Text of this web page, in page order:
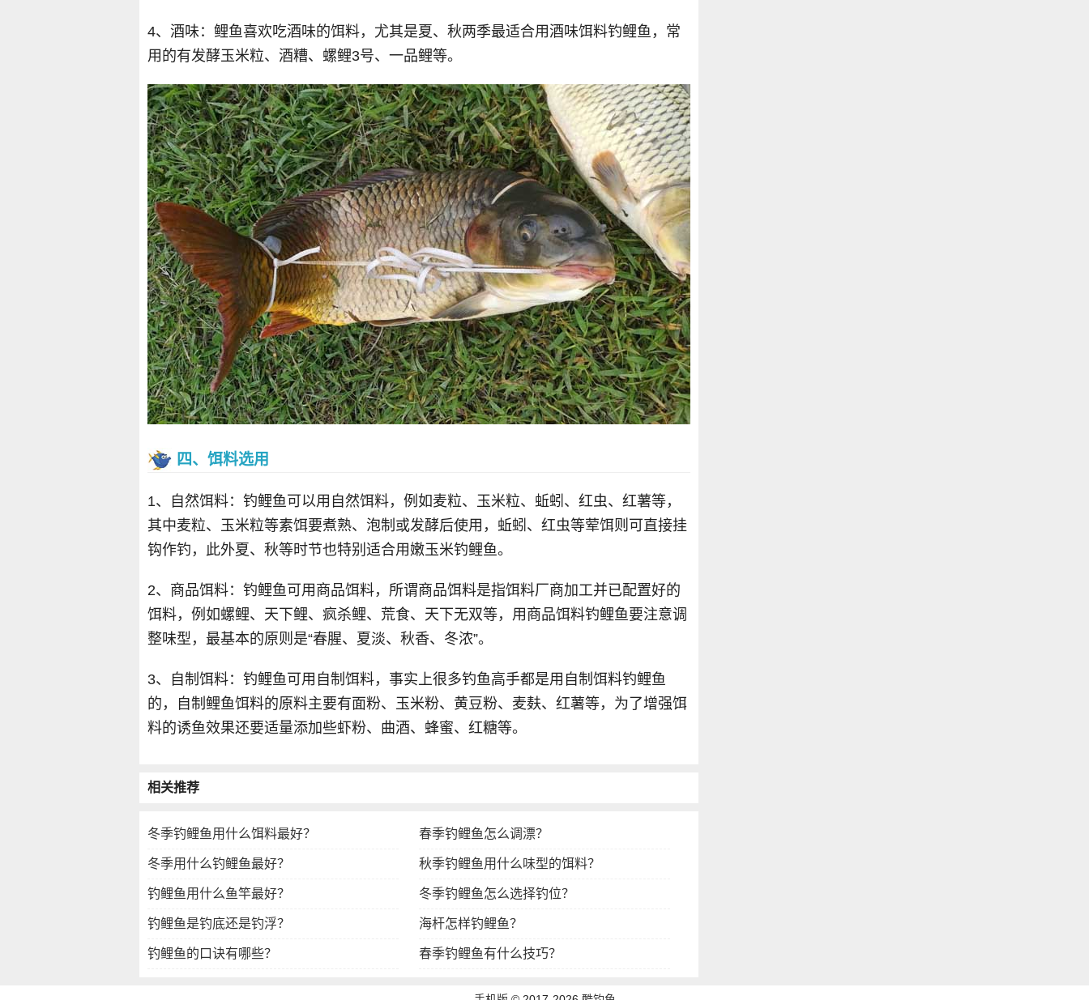
4、酒味：鲤鱼喜欢吃酒味的饵料，尤其是夏、秋两季最适合用酒味饵料钓鲤鱼，常
用的有发酵玉米粒、酒糟、螺鲤3号、一品鲤等。
四、饵料选用
1、自然饵料：钓鲤鱼可以用自然饵料，例如麦粒、玉米粒、蚯蚓、红虫、红薯等，
其中麦粒、玉米粒等素饵要煮熟、泡制或发酵后使用，蚯蚓、红虫等荤饵则可直接挂
钩作钓，此外夏、秋等时节也特别适合用嫩玉米钓鲤鱼。
2、商品饵料：钓鲤鱼可用商品饵料，所谓商品饵料是指饵料厂商加工并已配置好的
饵料，例如螺鲤、天下鲤、疯杀鲤、荒食、天下无双等，用商品饵料钓鲤鱼要注意调
整味型，最基本的原则是“春腥、夏淡、秋香、冬浓”。
3、自制饵料：钓鲤鱼可用自制饵料，事实上很多钓鱼高手都是用自制饵料钓鲤鱼
的，自制鲤鱼饵料的原料主要有面粉、玉米粉、黄豆粉、麦麸、红薯等，为了增强饵
料的诱鱼效果还要适量添加些虾粉、曲酒、蜂蜜、红糖等。
相关推荐
冬季钓鲤鱼用什么饵料最好？ 春季钓鲤鱼怎么调漂？
冬季用什么钓鲤鱼最好？ 秋季钓鲤鱼用什么味型的饵料？
钓鲤鱼用什么鱼竿最好？ 冬季钓鲤鱼怎么选择钓位？
钓鲤鱼是钓底还是钓浮？ 海杆怎样钓鲤鱼？
钓鲤鱼的口诀有哪些？ 春季钓鲤鱼有什么技巧？